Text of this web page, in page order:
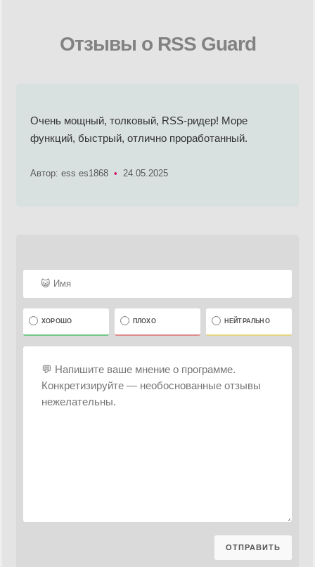
Отзывы о RSS Guard
Очень мощный, толковый, RSS-ридер! Море
функций, быстрый, отлично проработанный.
Автор: ess es1868 • 24.05.2025
ХОРОШО ПЛОХО НЕЙТРАЛЬНО